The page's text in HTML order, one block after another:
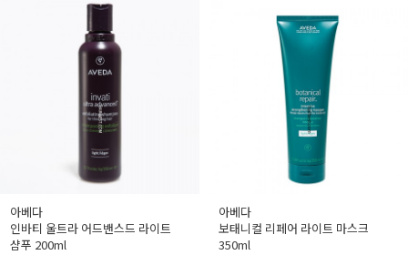
아베다
인바티 울트라 어드밴스드 라이트
샴푸 200ml
아베다
보태니컬 리페어 라이트 마스크
350ml